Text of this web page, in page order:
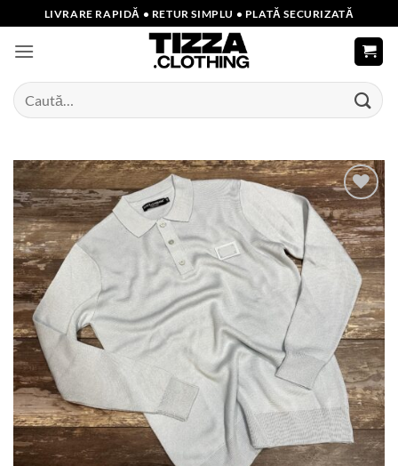
to
content
LIVRARE RAPIDĂ • RETUR SIMPLU • PLATĂ SECURIZATĂ
Caută
după:
Add to
wishlist